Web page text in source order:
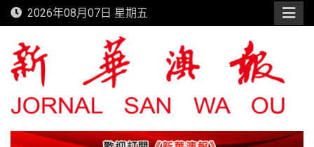
Skip
to
content
2026年08月07日 星期五
新華澳報